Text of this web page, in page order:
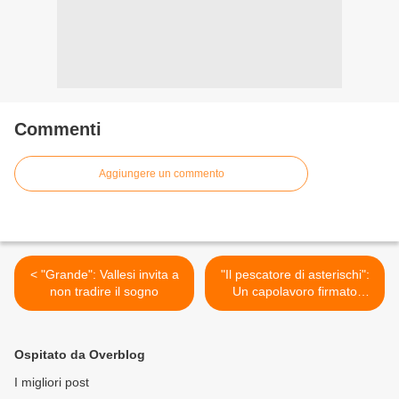
Commenti
Aggiungere un commento
< "Grande": Vallesi invita a
non tradire il sogno
"Il pescatore di asterischi":
Un capolavoro firmato
Bersani >
Ospitato da Overblog
I migliori post